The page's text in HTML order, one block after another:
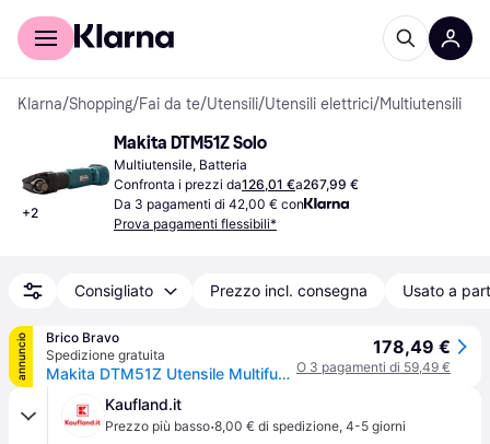
Per il tuo shopping
Klarna/Shopping/Fai da te/Utensili/Utensili elettrici/Multiutensili
+2
Makita DTM51Z Solo
Multiutensile, Batteria
Confronta i prezzi da126,01 €a267,99 €
Da 3 pagamenti di 42,00 € con
Prova pagamenti flessibili*
Consigliato Prezzo incl. consegna Usato a
annuncio
Brico Bravo
Spedizione gratuita
Makita DTM51Z Utensile Multifunzione a Batteria 18V Ioni di Litio 20000 opm Starlock Solo Corpo colore Blu
178,49 €
O 3 pagamenti di 59,49 €
Kaufland.it
Prezzo più basso·8,00 € di spedizione, 4-5 giorni